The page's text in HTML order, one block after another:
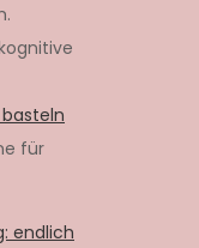
für
endlich